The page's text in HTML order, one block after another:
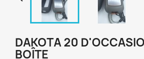
DAKOTA 20
BOÎTE